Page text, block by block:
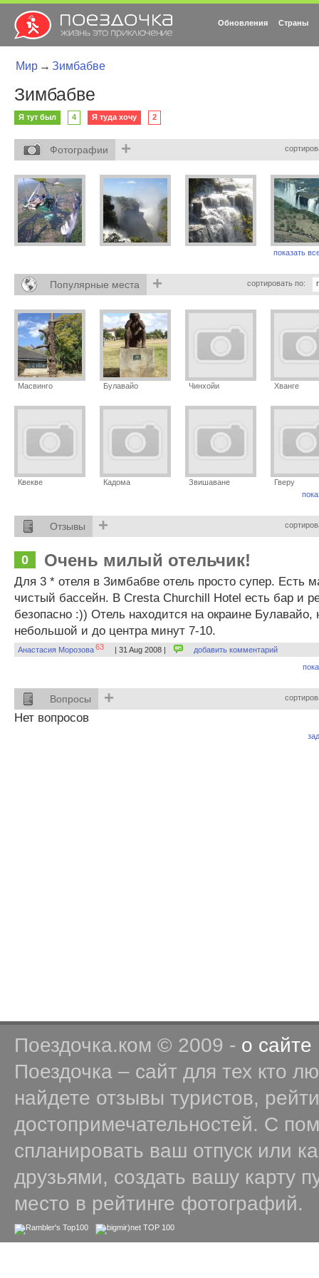
Обновления Страны
Мир → Зимбабве
Зимбабве
Я тут был 4 Я туда хочу 2
Фотографии +
показать
Популярные места + сортировать по:
Масвинго Булавайо Чинхойи Хванге
Квекве Кадома Звишаване
Гверу
Отзывы +
0 Очень милый отельчик!
Для 3 * отеля в Зимбабве отель просто супер. Есть
чистый бассейн. В Cresta Churchill Hotel есть бар и
безопасно :)) Отель находится на окраине Булавайо,
небольшой и до центра минут 7-10.
Анастасия Морозова63 | 31 Aug 2008 |
добавить комментарий
Вопросы +
Нет вопросов
Поездочка.ком © 2009 - о сайте
Поездочка – сайт для тех кто
найдете отзывы туристов,
достопримечательностей. С
спланировать ваш отпуск или
друзьями, создать вашу карту
место в рейтинге фотографий.